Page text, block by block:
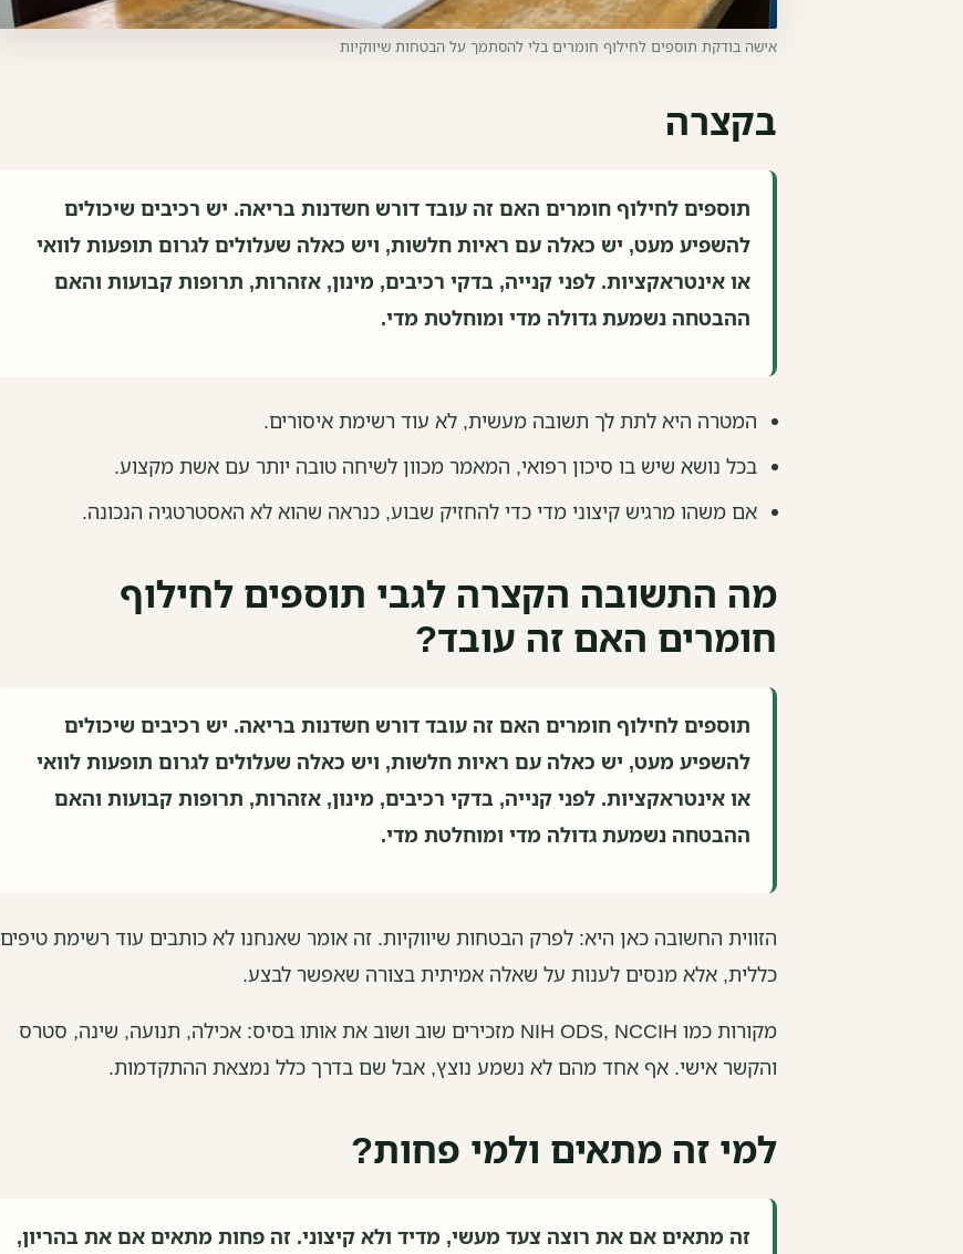
אישה בודקת תוספים לחילוף חומרים בלי להסתמך על הבטחות שיווקיות
בקצרה
תוספים לחילוף חומרים האם זה עובד דורש חשדנות בריאה. יש רכיבים שיכולים
להשפיע מעט, יש כאלה עם ראיות חלשות, ויש כאלה שעלולים לגרום תופעות לוואי
או אינטראקציות. לפני קנייה, בדקי רכיבים, מינון, אזהרות, תרופות קבועות והאם
ההבטחה נשמעת גדולה מדי ומוחלטת מדי.
המטרה היא לתת לך תשובה מעשית, לא עוד רשימת איסורים.
בכל נושא שיש בו סיכון רפואי, המאמר מכוון לשיחה טובה יותר עם אשת מקצוע.
אם משהו מרגיש קיצוני מדי כדי להחזיק שבוע, כנראה שהוא לא האסטרטגיה הנכונה.
מה התשובה הקצרה לגבי תוספים לחילוף
חומרים האם זה עובד?
תוספים לחילוף חומרים האם זה עובד דורש חשדנות בריאה. יש רכיבים שיכולים
להשפיע מעט, יש כאלה עם ראיות חלשות, ויש כאלה שעלולים לגרום תופעות לוואי
או אינטראקציות. לפני קנייה, בדקי רכיבים, מינון, אזהרות, תרופות קבועות והאם
ההבטחה נשמעת גדולה מדי ומוחלטת מדי.
הזווית החשובה כאן היא: לפרק הבטחות שיווקיות. זה אומר שאנחנו לא כותבים עוד רשימת טיפים
כללית, אלא מנסים לענות על שאלה אמיתית בצורה שאפשר לבצע.
מקורות כמו NIH ODS, NCCIH מזכירים שוב ושוב את אותו בסיס: אכילה, תנועה, שינה, סטרס
והקשר אישי. אף אחד מהם לא נשמע נוצץ, אבל שם בדרך כלל נמצאת ההתקדמות.
למי זה מתאים ולמי פחות?
זה מתאים אם את רוצה צעד מעשי, מדיד ולא קיצוני. זה פחות מתאים אם את בהריון,